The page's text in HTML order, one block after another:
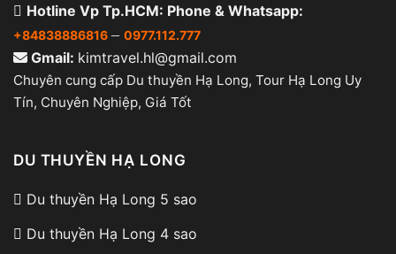
Hotline Vp Tp.HCM: Phone & Whatsapp:
+84838886816 – 0977.112.777
Gmail: kimtravel.hl@gmail.com
Chuyên cung cấp Du thuyền Hạ Long, Tour Hạ Long Uy
Tín, Chuyên Nghiệp, Giá Tốt
DU THUYỀN HẠ LONG
Du thuyền Hạ Long 5 sao
Du thuyền Hạ Long 4 sao